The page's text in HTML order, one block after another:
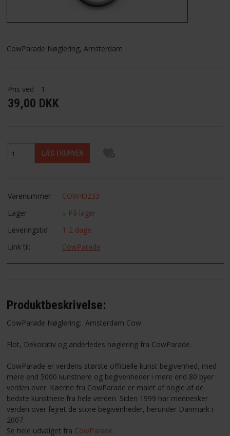
FAVORIT
FORTRYDELSESRET
CowParade Nøglering, Amsterdam
Pris ved 1
39,00 DKK
Varenummer
COW40233
Lager
På lager
Leveringstid
1-2 dage
Link til:
CowParade
Produktbeskrivelse:
CowParade Nøglering: Amsterdam Cow
Flot, Dekorativ og anderledes nøglering fra CowParade.
CowParade er verdens største officielle kunst begivenhed, med
mere end 5000 kunstnere og begivenheder i mere end 80 byer
verden over. Køerne fra CowParade er malet af nogle af de
bedste kunstnere fra hele verden. Siden 1999 har mennesker
verden over fejret de store begivenheder, herunder Danmark i
2007.
Se hele udvalget fra CowParade.